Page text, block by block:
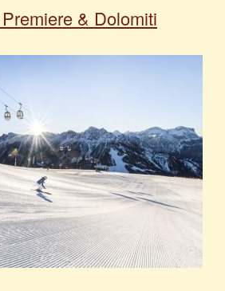
& Dolomiti